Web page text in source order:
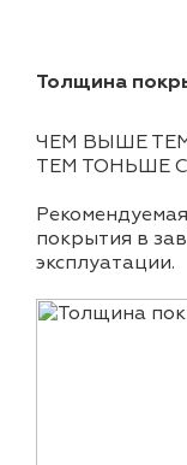
Толщина
ЧЕМ ВЫШЕ
ТЕМ ТОНЬШЕ
покрытия в
эксплуатации.